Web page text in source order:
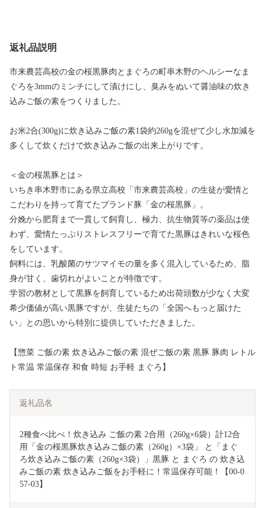
返礼品説明
市来農芸高校の金の桜黒豚肉とまぐろの町串木野のヘルシーなま
ぐろを3mmのミンチにして漬けにし、臭みをぬいて醤油味の炊き
込みご飯の素をつくりました。
お米2合(300g)に炊き込みご飯の素1袋約260gを混ぜて少し水加減を
多くして炊くだけで炊き込みご飯の出来上がりです。
＜金の桜黒豚とは＞
いちき串木野市にある県立高校「市来農芸高校」の生徒が愛情と
こだわりを持って育てたブランド豚「金の桜黒豚」。
分娩から肥育まで一貫して飼育し、極力、抗生物質等の薬品は使
わず、愛情たっぷりストレスフリーで育てた黒豚はきれいな桜色
をしています。
飼料には、乳酸菌のサツマイモの量を多く混入しているため、脂
身が甘く、歯切れがよいことが特徴です。
学習の教材として黒豚を飼育しているため出荷頭数が少なく大変
希少価値が高い黒豚ですが、生徒たちの「全国へもっと届けた
い」との思いから特別に提供していただきました。
【惣菜 ご飯の素 炊き込みご飯の素 混ぜご飯の素 黒豚 豚肉 レトル
ト常温 常温保存 和食 時短 お手軽 まぐろ】
返礼品名
2種食べ比べ！炊き込み ご飯の素 2合用（260g×6袋）計12合
用「金の桜黒豚炊き込みご飯の素（260g）×3袋」 と「まぐ
ろ炊き込みご飯の素（260g×3袋）」黒豚 と まぐろ の 炊き込
みご飯の素 炊き込みご飯をお手軽に！常温保存可能！【00-0
57-03】